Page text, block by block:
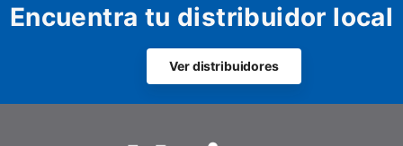
Encuentra tu distribuidor local
Ver distribuidores